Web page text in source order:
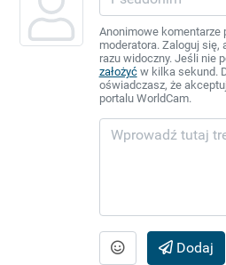
Anonimowe komentarze
moderatora. Zaloguj się,
razu widoczny. Jeśli nie
założyćw kilka sekund.
oświadczasz, że
portalu WorldCam.
Dodaj